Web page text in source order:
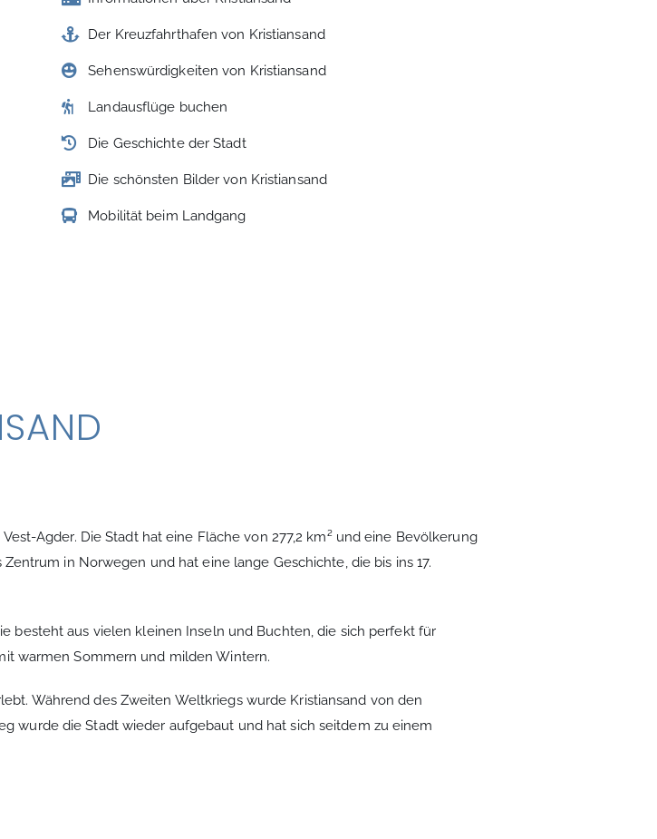
Der Kreuzfahrthafen von Kristiansand
Sehenswürdigkeiten von Kristiansand
Landausflüge buchen
Die Geschichte der Stadt
Die schönsten Bilder von Kristiansand
Mobilität beim Landgang
Agder. Die Stadt hat eine Fläche von 277,2 km² und eine Bevölkerung
in Norwegen und hat eine lange Geschichte, die bis ins 17.
besteht aus vielen kleinen Inseln und Buchten, die sich perfekt für
warmen Sommern und milden Wintern.
Während des Zweiten Weltkriegs wurde Kristiansand von den
wurde die Stadt wieder aufgebaut und hat sich seitdem zu einem